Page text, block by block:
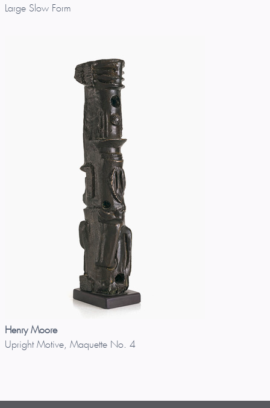
Large Slow Form
Henry Moore
Upright Motive, Maquette No. 4